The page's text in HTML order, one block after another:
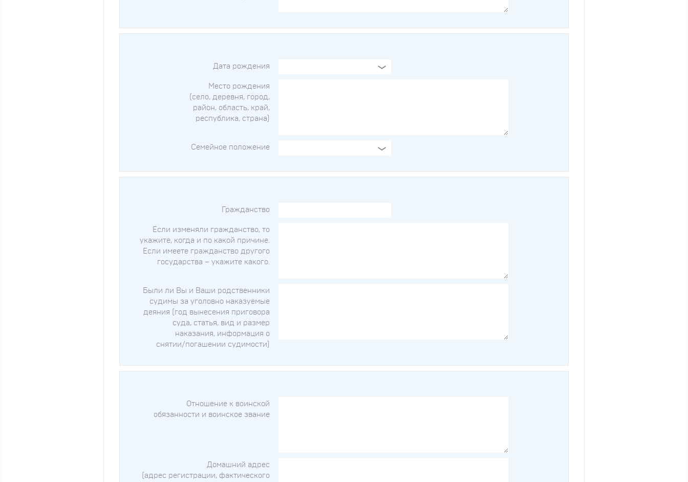
Дата рождения
Место рождения
(село, деревня, город,
район, область, край,
республика, страна)
Семейное положение
Гражданство
Если изменяли гражданство, то
укажите, когда и по какой причине.
Если имеете гражданство другого
государства – укажите какого.
Были ли Вы и Ваши родственники
судимы за уголовно наказуемые
деяния (год вынесения приговора
суда, статья, вид и размер
наказания, информация о
снятии/погашении судимости)
Отношение к воинской
обязанности и воинское звание
Домашний адрес
(адрес регистрации, фактического